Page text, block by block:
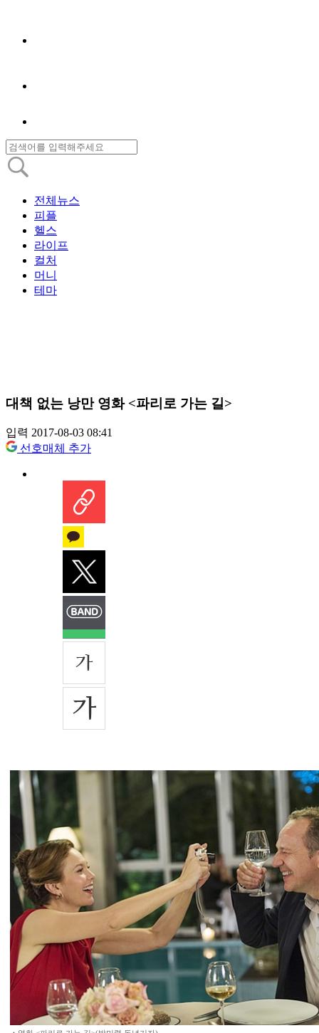
전체뉴스
피플
헬스
라이프
컬처
머니
테마
대책 없는 낭만 영화 <파리로 가는 길>
입력 2017-08-03 08:41
선호매체 추가